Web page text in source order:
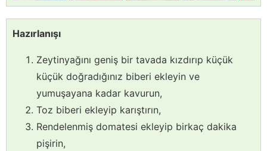
Hazırlanışı
Zeytinyağını geniş bir tavada kızdırıp küçük
küçük doğradığınız biberi ekleyin ve
yumuşayana kadar kavurun,
Toz biberi ekleyip karıştırın,
Rendelenmiş domatesi ekleyip birkaç dakika
pişirin,